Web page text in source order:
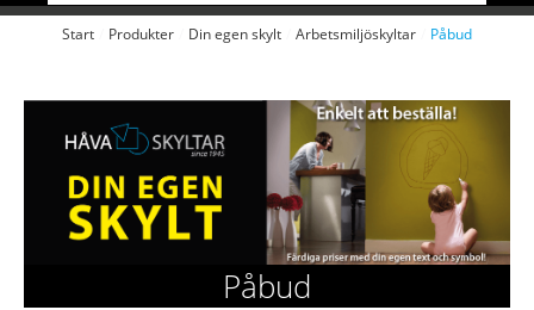
Start Produkter Din egen skylt Arbetsmiljöskyltar Påbud
Påbud